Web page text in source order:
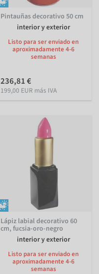
Pintauñas decorativo 50 cm
interior y exterior
Listo para ser enviado en
aproximadamente 4-6
semanas
236,81 €
199,00 EUR más IVA
Lápiz labial decorativo 60
cm, fucsia-oro-negro
interior y exterior
Listo para ser enviado en
aproximadamente 4-6
semanas